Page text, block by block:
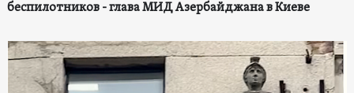
беспилотников - глава МИД Азербайджана в Киеве